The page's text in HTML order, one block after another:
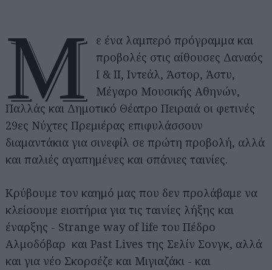
Μ
ε ένα λαμπερό πρόγραμμα και
προβολές στις αίθουσες Δαναός
Ι & ΙΙ, Ιντεάλ, Άστορ, Άστυ,
Μέγαρο Μουσικής Αθηνών,
Παλλάς και Δημοτικό Θέατρο Πειραιά οι φετινές
29ες Νύχτες Πρεμιέρας επιφυλάσσουν
διαμαντάκια για σινεφίλ σε πρώτη προβολή, αλλά
και παλιές αγαπημένες και σπάνιες ταινίες.
Κρύβουμε τον καημό μας που δεν προλάβαμε να
κλείσουμε εισιτήρια για τις ταινίες λήξης και
έναρξης - Strange way of life του Πέδρο
Αλμοδόβαρ και Past Lives της Σελίν Σονγκ, αλλά
και για νέο Σκορσέζε και Μιγιαζάκι - και